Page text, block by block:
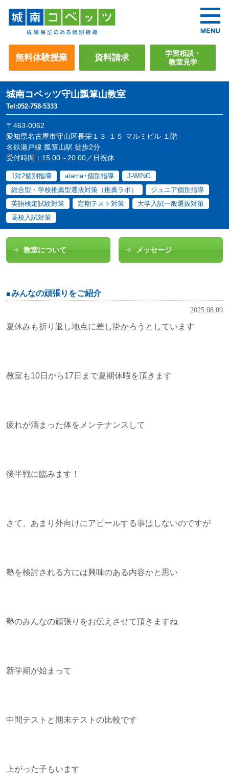
無料体験授業 資料請求
学習相談・
教室見学
城南コベッツ守山瓢箪山教室
Tel:052-758-5333
〒463-0062
愛知県名古屋市守山区長栄１３-１５ マルミビル １階
名鉄瀬戸線 瓢箪山駅 徒歩2分
受付時間：15:00～20:00／日祝休
1対2個別指導 atama+個別指導
J-WING
総合型・学校推薦型選抜対策（推薦ラボ）
ジュニア個別指導
英語検定試験対策
定期テスト対策
大学入試一般選抜対策
高校入試対策
教室について メッセージ
みんなの頑張りをご紹介
2025.08.09
夏休みも折り返し地点に差し掛かろうとしています
教室も10日から17日まで夏期休暇を頂きます
疲れが溜まった体をメンテナンスして
後半戦に臨みます！
さて、あまり外向けにアピールする事はしないのですが
塾を検討される方には興味のある内容かと思い
塾のみんなの頑張りをお伝えさせて頂きますね
新学期が始まって
中間テストと期末テストの比較です
上がった子もいます